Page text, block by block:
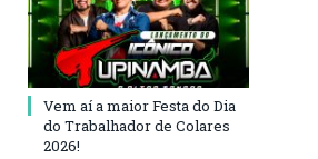
Vem aí a maior Festa do Dia
do Trabalhador de Colares
2026!